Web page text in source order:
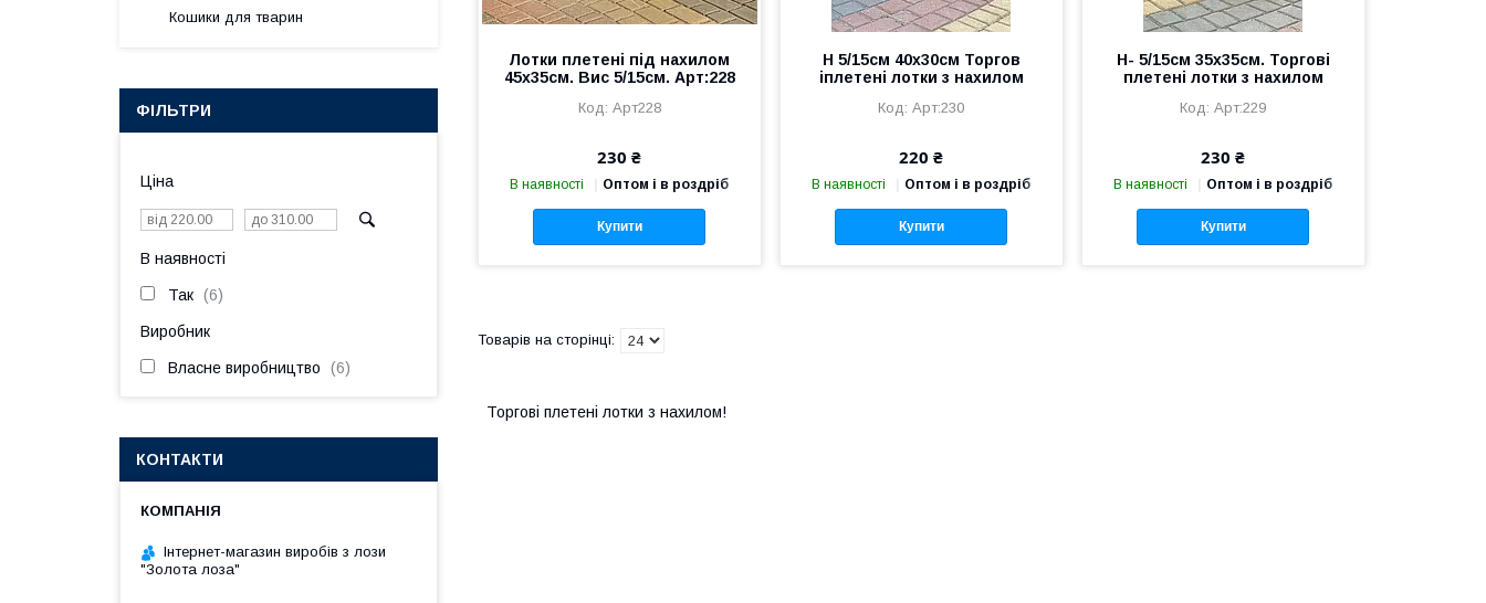
Лотки плетені під нахилом
45х35см. Вис 5/15см. Арт:228
Арт228
230 ₴
В наявності Оптом і в роздріб
Купити
Н 5/15см 40х30см Торгов
іплетені лотки з нахилом
Арт:230
220 ₴
В наявності Оптом і в роздріб
Купити
Н- 5/15см 35х35см. Торгові
плетені лотки з нахилом
Арт:229
230 ₴
В наявності Оптом і в роздріб
Купити
Торгові плетені лотки з нахилом!
Кошики для тварин
ФІЛЬТРИ
Ціна
В наявності
Так 6
Виробник
Власне виробництво 6
КОНТАКТИ
Інтернет-магазин виробів з лози
"Золота лоза"